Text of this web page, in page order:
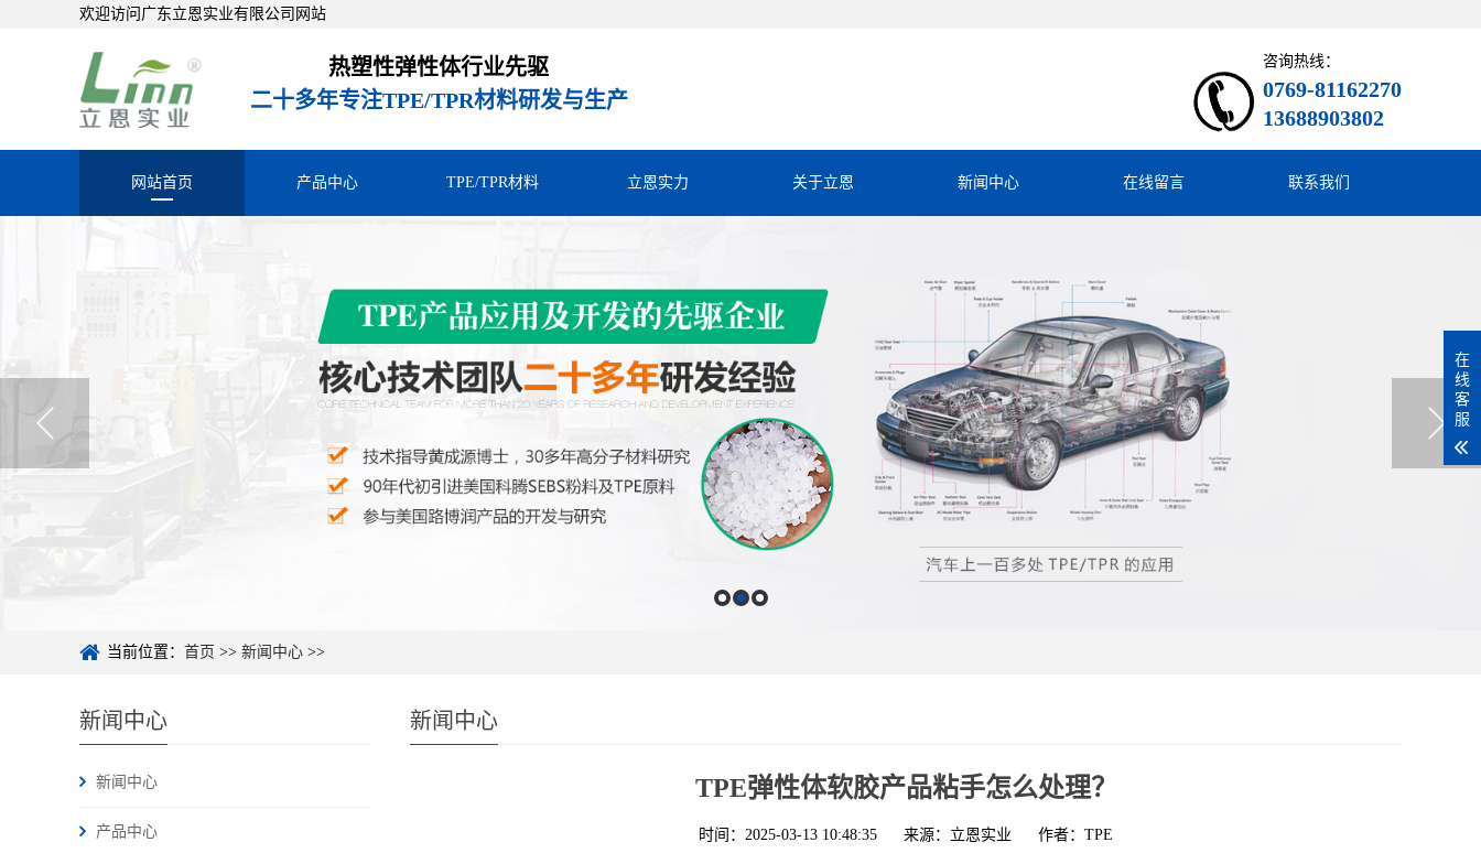
欢迎访问广东立恩实业有限公司网站
热塑性弹性体行业先驱
二十多年专注TPE/TPR材料研发与生产
咨询热线：
0769-81162270
13688903802
网站首页 产品中心 TPE/TPR材料 立恩实力 关于立恩 新闻中心 在线留言 联系我们
当前位置： 首页 >> 新闻中心 >>
新闻中心
新闻中心
产品中心
新闻中心
TPE弹性体软胶产品粘手怎么处理？
时间：2025-03-13 10:48:35 来源：立恩实业 作者：TPE
在
线
客
服